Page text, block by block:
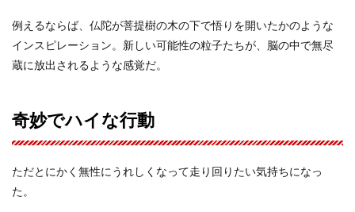
例えるならば、仏陀が菩提樹の木の下で悟りを開いたかのような
インスピレーション。新しい可能性の粒子たちが、脳の中で無尽
蔵に放出されるような感覚だ。
奇妙でハイな行動
ただとにかく無性にうれしくなって走り回りたい気持ちになっ
た。